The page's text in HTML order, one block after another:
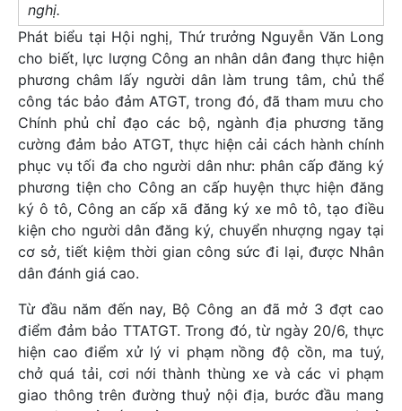
nghị.
Phát biểu tại Hội nghị, Thứ trưởng Nguyễn Văn Long
cho biết, lực lượng Công an nhân dân đang thực hiện
phương châm lấy người dân làm trung tâm, chủ thể
công tác bảo đảm ATGT, trong đó, đã tham mưu cho
Chính phủ chỉ đạo các bộ, ngành địa phương tăng
cường đảm bảo ATGT, thực hiện cải cách hành chính
phục vụ tối đa cho người dân như: phân cấp đăng ký
phương tiện cho Công an cấp huyện thực hiện đăng
ký ô tô, Công an cấp xã đăng ký xe mô tô, tạo điều
kiện cho người dân đăng ký, chuyển nhượng ngay tại
cơ sở, tiết kiệm thời gian công sức đi lại, được Nhân
dân đánh giá cao.
Từ đầu năm đến nay, Bộ Công an đã mở 3 đợt cao
điểm đảm bảo TTATGT. Trong đó, từ ngày 20/6, thực
hiện cao điểm xử lý vi phạm nồng độ cồn, ma tuý,
chở quá tải, cơi nới thành thùng xe và các vi phạm
giao thông trên đường thuỷ nội địa, bước đầu mang